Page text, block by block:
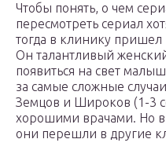
Чтобы понять, о чем
пересмотреть сериал
тогда в клинику
Он талантливый
появиться на свет
за самые сложные
Земцов и Широков (1-3
хорошими врачами. Но в
они перешли в другие